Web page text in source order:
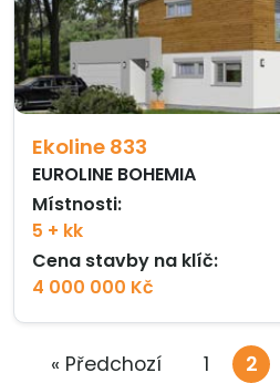
Ekoline 833
EUROLINE BOHEMIA
Místnosti:
5 + kk
Cena stavby na klíč:
4 000 000 Kč
« Předchozí 1 2